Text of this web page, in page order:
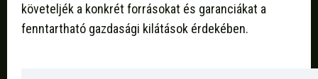
követeljék a konkrét forrásokat és garanciákat a
fenntartható gazdasági kilátások érdekében.